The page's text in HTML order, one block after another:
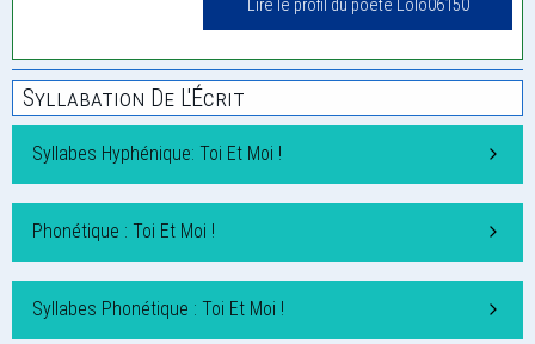
Lire le profil du poète Lolo06150
Syllabation De L'Écrit
Syllabes Hyphénique: Toi Et Moi !
Phonétique : Toi Et Moi !
Syllabes Phonétique : Toi Et Moi !